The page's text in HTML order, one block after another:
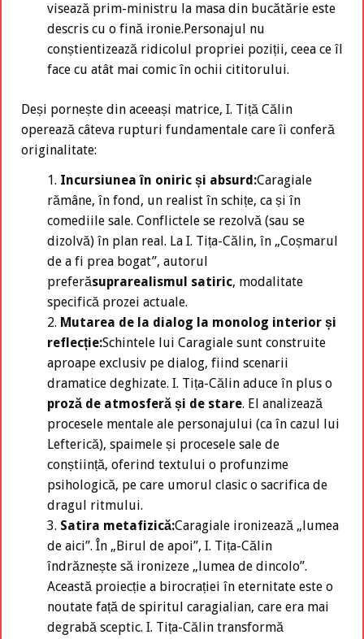
visează prim-ministru la masa din bucătărie este
descris cu o fină ironie.Personajul nu
conștientizează ridicolul propriei poziții, ceea ce îl
face cu atât mai comic în ochii cititorului.
Deși pornește din aceeași matrice, I. Tiță Călin
operează câteva rupturi fundamentale care îi conferă
originalitate:
Incursiunea în oniric și absurd:Caragiale
rămâne, în fond, un realist în schițe, ca și în
comediile sale. Conflictele se rezolvă (sau se
dizolvă) în plan real. La I. Tița-Călin, în „Coșmarul
de a fi prea bogat”, autorul
preferăsuprarealismul satiric, modalitate
specifică prozei actuale.
Mutarea de la dialog la monolog interior și
reflecție:Schintele lui Caragiale sunt construite
aproape exclusiv pe dialog, fiind scenarii
dramatice deghizate. I. Tița-Călin aduce în plus o
proză de atmosferă și de stare. El analizează
procesele mentale ale personajului (ca în cazul lui
Lefterică), spaimele și procesele sale de
conștiință, oferind textului o profunzime
psihologică, pe care umorul clasic o sacrifica de
dragul ritmului.
Satira metafizică:Caragiale ironizează „lumea
de aici”. În „Birul de apoi”, I. Tița-Călin
îndrăznește să ironizeze „lumea de dincolo”.
Această proiecție a birocrației în eternitate este o
noutate față de spiritul caragialian, care era mai
degrabă sceptic. I. Tița-Călin transformă